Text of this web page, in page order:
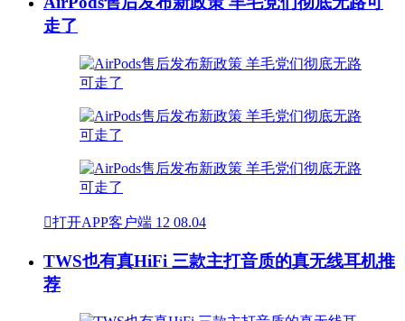
走了
打开APP客户端 12 08.04
TWS也有真HiFi 三款主打音质的真无线耳机推
荐